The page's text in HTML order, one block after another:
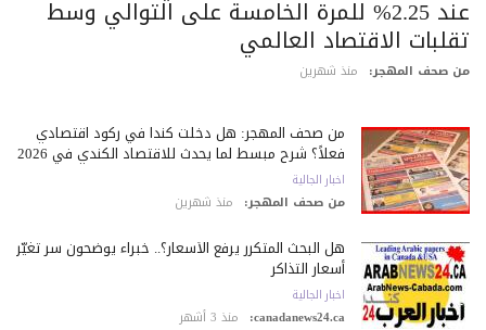
عند 2.25% للمرة الخامسة على التوالي وسط
الاقتصاد العالمي
صحف المهجر: منذ شهرين
من صحف المهجر: هل دخلت كندا في ركود اقتصادي
فعلاً؟ شرح مبسط لما يحدث للاقتصاد الكندي في 2026
اخبار الجالية
من صحف المهجر: منذ شهرين
هل البحث المتكرر يرفع الأسعار؟.. خبراء يوضحون سر تغيّر
أسعار التذاكر
اخبار الجالية
canadanews24.ca: منذ 3 أشهر